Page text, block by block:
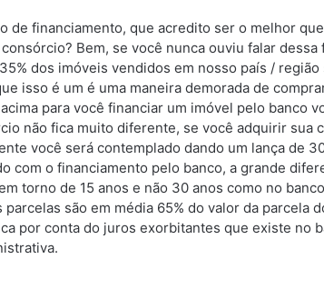
de financiamento, que acredito ser o melhor
Bem, se você nunca ouviu falar dessa
dos imóveis vendidos em nosso país / região
isso é um é uma maneira demorada de
para você financiar um imóvel pelo banco
não fica muito diferente, se você adquirir sua
você será contemplado dando um lança de
com o financiamento pelo banco, a grande
torno de 15 anos e não 30 anos como no
são em média 65% do valor da parcela
por conta do juros exorbitantes que existe no